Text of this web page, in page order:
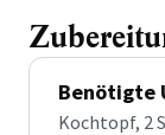
Benötigte
Kochtopf, 2